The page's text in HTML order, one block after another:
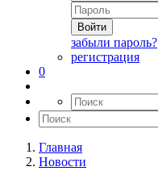
Войти
забыли пароль?
регистрация
0
Главная
Новости